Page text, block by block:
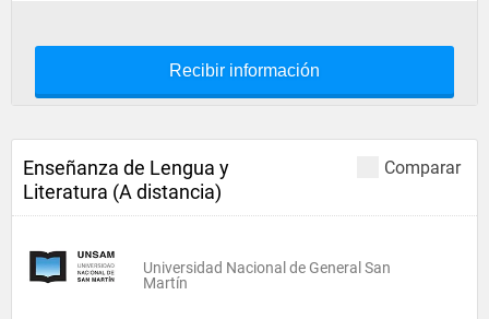
Recibir información
Comparar
Enseñanza de Lengua y
Literatura (A distancia)
Universidad Nacional de General San
Martín